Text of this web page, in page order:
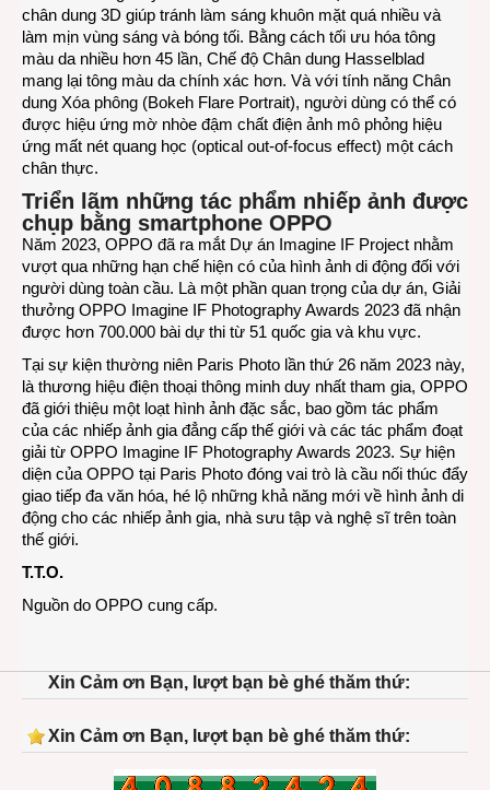
chân dung 3D giúp tránh làm sáng khuôn mặt quá nhiều và
làm mịn vùng sáng và bóng tối. Bằng cách tối ưu hóa tông
màu da nhiều hơn 45 lần, Chế độ Chân dung Hasselblad
mang lại tông màu da chính xác hơn. Và với tính năng Chân
dung Xóa phông (Bokeh Flare Portrait), người dùng có thể có
được hiệu ứng mờ nhòe đậm chất điện ảnh mô phỏng hiệu
ứng mất nét quang học (optical out-of-focus effect) một cách
chân thực.
Triển lãm những tác phẩm nhiếp ảnh được
chụp bằng smartphone OPPO
Năm 2023, OPPO đã ra mắt Dự án Imagine IF Project nhằm
vượt qua những hạn chế hiện có của hình ảnh di động đối với
người dùng toàn cầu. Là một phần quan trọng của dự án, Giải
thưởng OPPO Imagine IF Photography Awards 2023 đã nhận
được hơn 700.000 bài dự thi từ 51 quốc gia và khu vực.
Tại sự kiện thường niên Paris Photo lần thứ 26 năm 2023 này,
là thương hiệu điện thoại thông minh duy nhất tham gia, OPPO
đã giới thiệu một loạt hình ảnh đặc sắc, bao gồm tác phẩm
của các nhiếp ảnh gia đẳng cấp thế giới và các tác phẩm đoạt
giải từ OPPO Imagine IF Photography Awards 2023. Sự hiện
diện của OPPO tại Paris Photo đóng vai trò là cầu nối thúc đẩy
giao tiếp đa văn hóa, hé lộ những khả năng mới về hình ảnh di
động cho các nhiếp ảnh gia, nhà sưu tập và nghệ sĩ trên toàn
thế giới.
T.T.O.
Nguồn do OPPO cung cấp.
Xin Cảm ơn Bạn, lượt bạn bè ghé thăm thứ:
Xin Cảm ơn Bạn, lượt bạn bè ghé thăm thứ: